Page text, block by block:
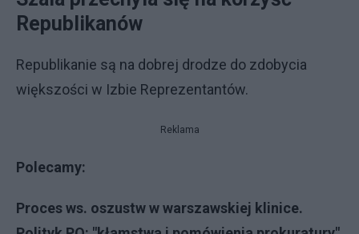
Republikanów
Republikanie są na dobrej drodze do zdobycia
większości w Izbie Reprezentantów.
Reklama
Polecamy:
Proces ws. oszustw w warszawskiej klinice.